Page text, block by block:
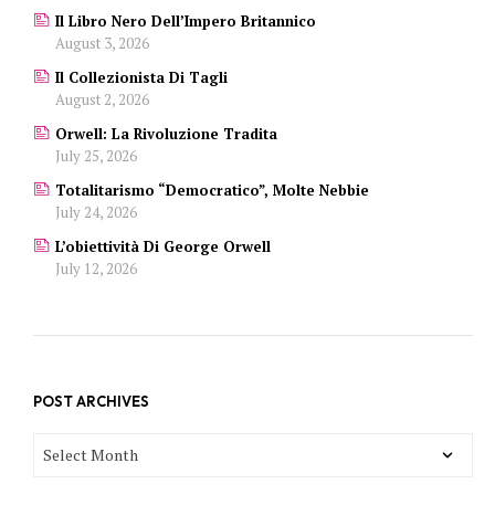
Il Libro Nero Dell’Impero Britannico
August 3, 2026
Il Collezionista Di Tagli
August 2, 2026
Orwell: La Rivoluzione Tradita
July 25, 2026
Totalitarismo “democratico”, Molte Nebbie
July 24, 2026
L’obiettività Di George Orwell
July 12, 2026
POST ARCHIVES
POST